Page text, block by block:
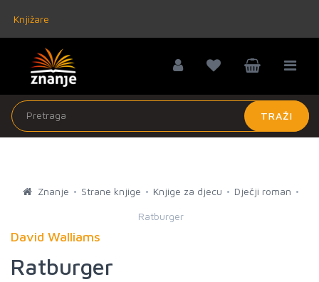
Knjižare
TRAŽI
Znanje Strane knjige Knjige za djecu Dječji roman
Ratburger
David Walliams
Ratburger